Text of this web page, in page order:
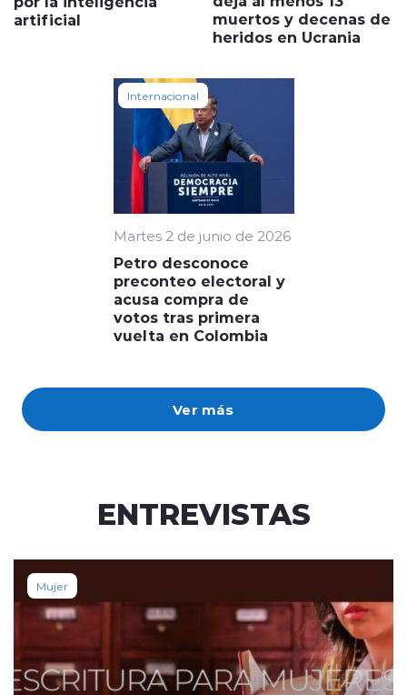
Ver más
artificial
muertos y decenas de
heridos en Ucrania
Internacional
Martes 2 de junio de 2026
Petro desconoce
preconteo electoral y
acusa compra de
votos tras primera
vuelta en Colombia
ENTREVISTAS
Mujer